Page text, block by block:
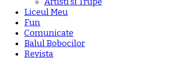
Liceul Meu
Fun
Comunicate
Balul Bobocilor
Revista